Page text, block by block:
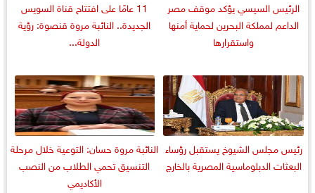
الرئيس السيسي يؤكد موقف مصر
الداعم لمملكة البحرين لحماية أمنها
واستقرارها
11 عامًا على افتتاح قناة السويس
الجديدة.. النائبة مروة قنصوة: رؤية
الدولة...
رئيس مجلس الشيوخ يستقبل رؤساء
البعثات الدبلوماسية المصرية بالخارج
النائبة مروة حسان: التوعية خلال مرحلة
التنسيق تحمي الطلاب من النصب
الأكاديمي